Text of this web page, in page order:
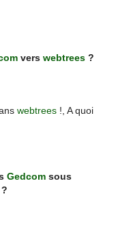
verswebtrees ?
webtrees !, A quoi
Gedcom sous